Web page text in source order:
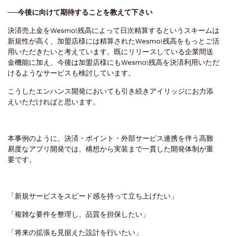
──今後に向けて期待することを教えて下さい
決済売上金をWesmo!残高によって日次精算するというスキームは
新規性が高く、加盟店様には精算されたWesmo!残高をもっとご活
用いただきたいと考えています。既にリリースしている企業間送
金機能に加え、今後は加盟店様にもWesmo!残高を決済利用いただ
けるようなサービスも検討しています。
こうしたエンハンス開発においても引き続きアイリッジにお力添
えいただければと思います。
本事例のように、決済・ポイント・外部サービス連携を伴う高難
易度なアプリ開発では、構想から実装まで一貫した開発体制が重
要です。
「新規サービスをスピード感を持って立ち上げたい」
「複雑な要件を整理し、品質を担保したい」
「将来の拡張も見据えた設計を行いたい」